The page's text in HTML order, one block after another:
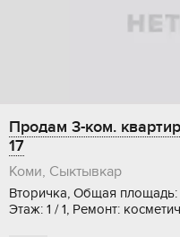
Продам 3-ком.
17
Коми, Сыктывкар
Вторичка, Общая
Этаж: 1 / 1, Ремонт: